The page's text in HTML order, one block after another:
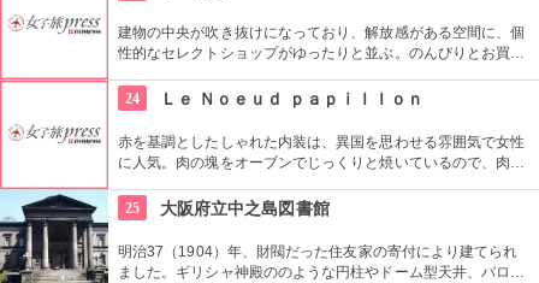
ュ、ほんのり甘くて病み付きになるお味ばかり。酔いさましに
飲みたくなる人も多いとか。
建物の中央が吹き抜けになっており、解放感がある空間に、個
性的なセレクトショップがゆったりと並ぶ。のんびりとお買い
にもお洒落なカフェが入っている。
24 Ｌｅ Ｎｏｅｕｄ ｐａｐｉｌｌｏｎ
赤を基調としたしゃれた内装は、異国を思わせる雰囲気で女性
に人気。肉の塊をオーブンでじっくりと焼いているので、肉の
９８０円〜があり、グループで分けながら、わいわいと楽しめ
る。
25 大阪府立中之島図書館
明治37（1904）年、財閥だった住友家の寄付により建てられ
ました。ギリシャ神殿ののような円柱やドーム型天井、バロッ